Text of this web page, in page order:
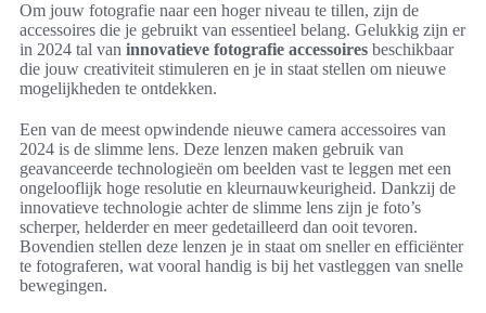
Om jouw fotografie naar een hoger niveau te tillen, zijn de
accessoires die je gebruikt van essentieel belang. Gelukkig zijn er
in 2024 tal van innovatieve fotografie accessoires beschikbaar
die jouw creativiteit stimuleren en je in staat stellen om nieuwe
mogelijkheden te ontdekken.
Een van de meest opwindende nieuwe camera accessoires van
2024 is de slimme lens. Deze lenzen maken gebruik van
geavanceerde technologieën om beelden vast te leggen met een
ongelooflijk hoge resolutie en kleurnauwkeurigheid. Dankzij de
innovatieve technologie achter de slimme lens zijn je foto’s
scherper, helderder en meer gedetailleerd dan ooit tevoren.
Bovendien stellen deze lenzen je in staat om sneller en efficiënter
te fotograferen, wat vooral handig is bij het vastleggen van snelle
bewegingen.